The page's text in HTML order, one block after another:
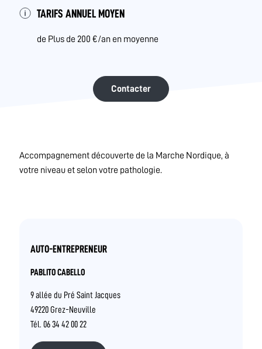
TARIFS ANNUEL MOYEN
de Plus de 200 €/an en moyenne
Contacter
Accompagnement découverte de la Marche Nordique, à
votre niveau et selon votre pathologie.
AUTO-ENTREPRENEUR
PABLITO CABELLO
9 allée du Pré Saint Jacques
49220 Grez-Neuville
Tél. 06 34 42 00 22